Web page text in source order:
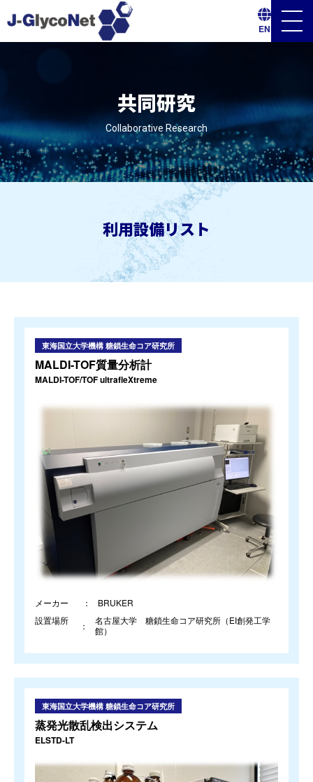
EN
ニ
ュ
共同研究
Collaborative Research
利用設備リスト
東海国立大学機構 糖鎖生命コア研究所
MALDI-TOF質量分析計
MALDI-TOF/TOF ultrafleXtreme
メーカー
BRUKER
設置場所
名古屋大学 糖鎖生命コア研究所（EI創発工学
館）
東海国立大学機構 糖鎖生命コア研究所
蒸発光散乱検出システム
ELSTD-LT